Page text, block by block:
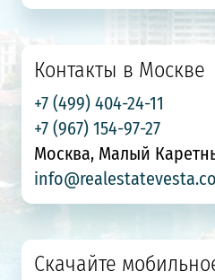
Контакты в Москве
+7 (499) 404-24-11
+7 (967) 154-97-27
Москва, Малый
Скачайте